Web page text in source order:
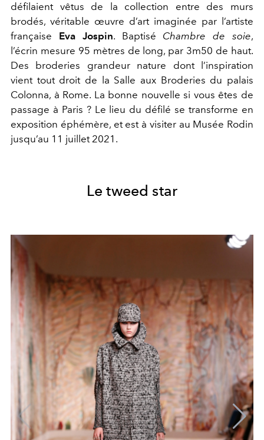
défilaient vêtus de la collection entre des murs
brodés, véritable œuvre d’art imaginée par l’artiste
française Eva Jospin. Baptisé Chambre de soie,
l’écrin mesure 95 mètres de long, par 3m50 de haut.
Des broderies grandeur nature dont l’inspiration
vient tout droit de la Salle aux Broderies du palais
Colonna, à Rome. La bonne nouvelle si vous êtes de
passage à Paris ? Le lieu du défilé se transforme en
exposition éphémère, et est à visiter au Musée Rodin
jusqu’au 11 juillet 2021.
Le tweed star